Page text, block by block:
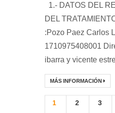
1.- DATOS DEL
DEL
:Pozo Paez Carlos
1710975408001
ibarra y vicente
MÁS INFORMACIÓN
1 2 3